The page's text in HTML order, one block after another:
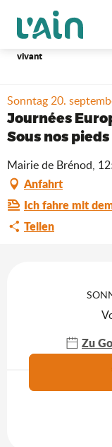
contenu
principal
Startseite
Agenda & Neuheiten
Journées
vivant
Sonntag 20.
Journées
Sous nos
Mairie de Brénod,
Anfahrt
Ich fahre mit
Teilen
Zu